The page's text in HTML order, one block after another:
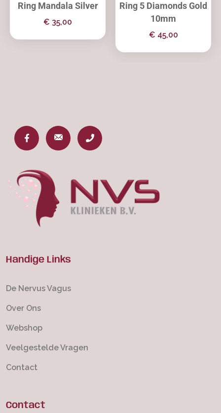
Ring Mandala Silver
€ 35,00
Ring 5 Diamonds Gold
10mm
€ 45,00
Handige Links
De Nervus Vagus
Over Ons
Webshop
Veelgestelde Vragen
Contact
Contact